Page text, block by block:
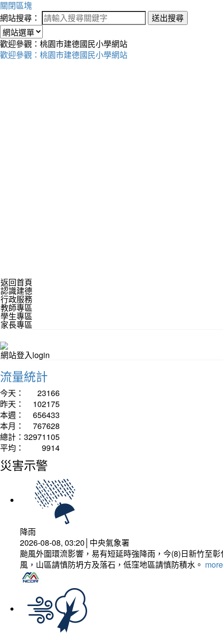
關閉區塊
網站搜尋：
送出搜尋
歡迎參觀：桃園市建德國民小學網站
歡迎參觀：桃園市建德國民小學網站
返回首頁
認識建德
行政服務
教師專區
學生專區
家長專區
網站登入login
流量統計
今天：
23166
昨天：
102175
本週：
656433
本月：
767628
總計： 32971105
平均：
9914
災害示警
降雨
2026-08-08, 03:20│中央氣象署
颱風外圍環流影響，易有短延時強降雨，今(8)日新竹至
風，山區請慎防坍方及落石，低窪地區請慎防積水。